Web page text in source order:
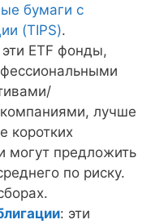
бумаги с
(TIPS).
эти ETF фонды,
лучше
коротких
могут предложить
по риску.
: эти